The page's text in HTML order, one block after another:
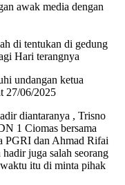
awak media dengan
di tentukan di gedung
Hari terangnya
undangan ketua
27/06/2025
diantaranya , Trisno
1 Ciomas bersama
PGRI dan Ahmad Rifai
juga salah seorang
itu di minta pihak